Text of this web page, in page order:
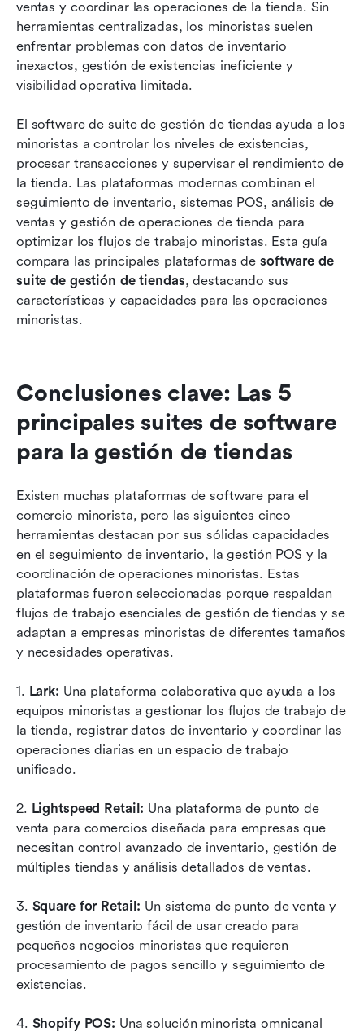
ventas y coordinar las operaciones de la tienda. Sin
herramientas centralizadas, los minoristas suelen
enfrentar problemas con datos de inventario
inexactos, gestión de existencias ineficiente y
visibilidad operativa limitada.
El software de suite de gestión de tiendas ayuda a los
minoristas a controlar los niveles de existencias,
procesar transacciones y supervisar el rendimiento de
la tienda. Las plataformas modernas combinan el
seguimiento de inventario, sistemas POS, análisis de
ventas y gestión de operaciones de tienda para
optimizar los flujos de trabajo minoristas. Esta guía
compara las principales plataformas de software de
suite de gestión de tiendas, destacando sus
características y capacidades para las operaciones
minoristas.
Conclusiones clave: Las 5
principales suites de software
para la gestión de tiendas
Existen muchas plataformas de software para el
comercio minorista, pero las siguientes cinco
herramientas destacan por sus sólidas capacidades
en el seguimiento de inventario, la gestión POS y la
coordinación de operaciones minoristas. Estas
plataformas fueron seleccionadas porque respaldan
flujos de trabajo esenciales de gestión de tiendas y se
adaptan a empresas minoristas de diferentes tamaños
y necesidades operativas.
1. Lark: Una plataforma colaborativa que ayuda a los
equipos minoristas a gestionar los flujos de trabajo de
la tienda, registrar datos de inventario y coordinar las
operaciones diarias en un espacio de trabajo
unificado.
2. Lightspeed Retail: Una plataforma de punto de
venta para comercios diseñada para empresas que
necesitan control avanzado de inventario, gestión de
múltiples tiendas y análisis detallados de ventas.
3. Square for Retail: Un sistema de punto de venta y
gestión de inventario fácil de usar creado para
pequeños negocios minoristas que requieren
procesamiento de pagos sencillo y seguimiento de
existencias.
4. Shopify POS: Una solución minorista omnicanal
gestión de tiendas
Cómo elegir el software adecuado de suite para
la gestión de tiendas
minorista
Conclusión
Preguntas frecuentes
Lectura relacionada